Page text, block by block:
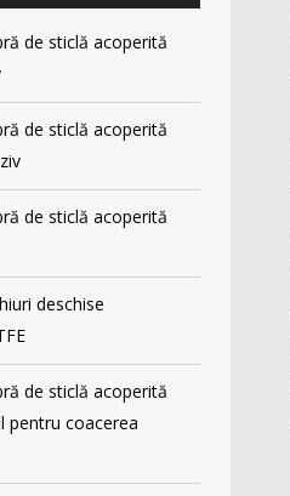
de sticlă acoperită
de sticlă acoperită
de sticlă acoperită
deschise
de sticlă acoperită
pentru coacerea